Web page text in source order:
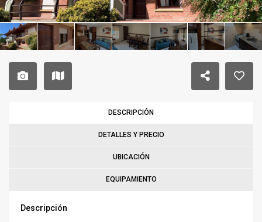
DESCRIPCIÓN
DETALLES Y PRECIO
UBICACIÓN
EQUIPAMIENTO
Descripción